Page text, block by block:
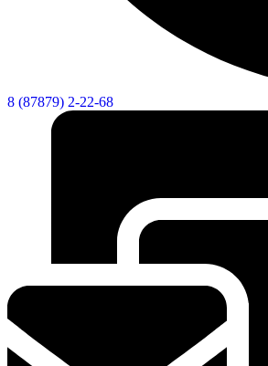
8 (87879) 2-22-68